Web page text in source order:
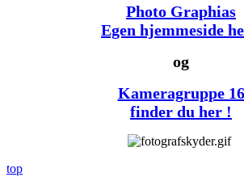
Photo Graphias
Egen hjemmeside
og
Kameragruppe 16
finder du her !
top